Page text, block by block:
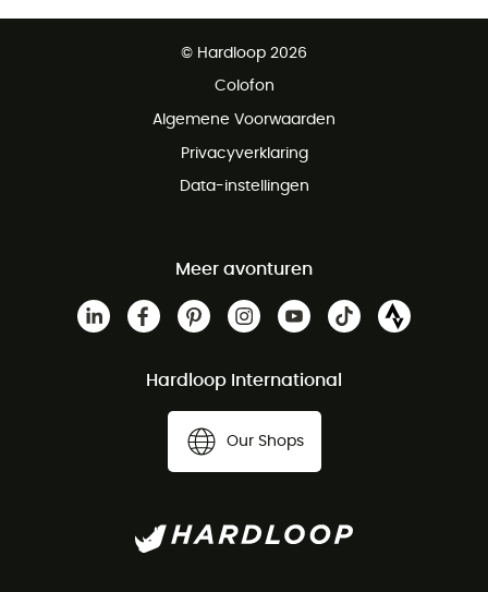
Gratis retourneren binnen 100 dagen
© Hardloop 2026
Colofon
Algemene Voorwaarden
Privacyverklaring
Data-instellingen
Meer avonturen
Hardloop International
Our Shops